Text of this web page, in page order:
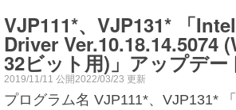
VJP111*、VJP131* 「
Driver Ver.10.18.14.5074
32ビット用)」アップデ
2019/11/11 公開2022/03/23 更新
プログラム名 VJP111*、VJP131*